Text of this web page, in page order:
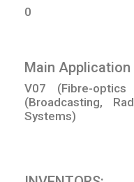
0
Main Application
V07 (Fibre-
(Broadcasting,
Systems)